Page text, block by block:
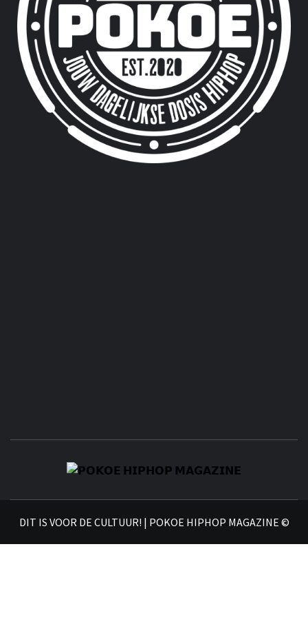
DIT IS VOOR DE CULTUUR! | POKOE HIPHOP MAGAZINE ©